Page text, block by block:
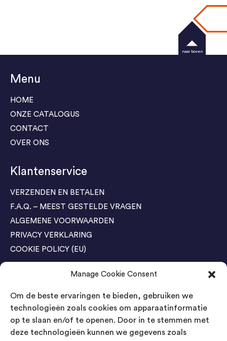
Manage Cookie Consent
Om de beste ervaringen te bieden, gebruiken we
technologieën zoals cookies om apparaatinformatie
op te slaan en/of te openen. Door in te stemmen met
deze technologieën kunnen we gegevens zoals
Menu
HOME
ONZE CATALOGUS
CONTACT
OVER ONS
Klantenservice
VERZENDEN EN BETALEN
F.A.Q. – MEEST GESTELDE VRAGEN
ALGEMENE VOORWAARDEN
PRIVACY VERKLARING
COOKIE POLICY (EU)
Agenda Trade Shows
04-05 November / SVG FAIR Winterswijk
Bestel GRATIS kaarten
Bestel GRATIS kaarten
naar boven